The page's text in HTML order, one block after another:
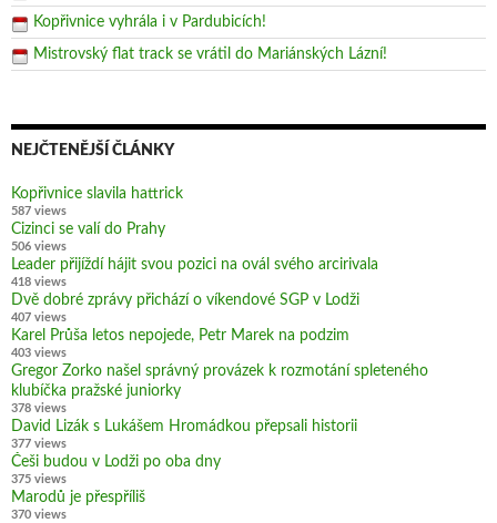
Kopřivnice vyhrála i v Pardubicích!
Mistrovský flat track se vrátil do Mariánských Lázní!
NEJČTENĚJŠÍ ČLÁNKY
Kopřivnice slavila hattrick
587 views
Cizinci se valí do Prahy
506 views
Leader přijíždí hájit svou pozici na ovál svého arcirivala
418 views
Dvě dobré zprávy přichází o víkendové SGP v Lodži
407 views
Karel Průša letos nepojede, Petr Marek na podzim
403 views
Gregor Zorko našel správný provázek k rozmotání spleteného
klubíčka pražské juniorky
378 views
David Lizák s Lukášem Hromádkou přepsali historii
377 views
Češi budou v Lodži po oba dny
375 views
Marodů je přespříliš
370 views